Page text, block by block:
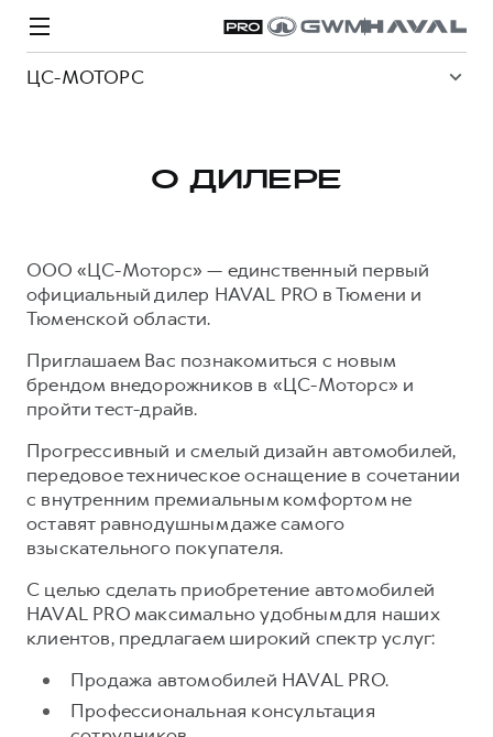
ЦС-МОТОРС
H3
H7
от 3 799 000 ₽
H9
от 4 799 000 ₽
ВЫБОР И ПОКУПКА
Автомобили в наличии
Конфигуратор HAVAL
Аксессуары HAVAL
Каталоги и прайс-листы
Программа «HAVAL Защита+»
Тест-драйв
КРЕДИТ И СТРАХОВАНИЕ
Кредитный калькулятор
Страхование
СЕРВИС
Все о сервисе
Запись на сервис
Моторное масло
Стоимость ТО
СЕРВИСНОЕ ОБСЛУЖИВАНИЕ
Программа «Помощь на дороге»
Регламенты технического обслуживания
Электронный ПТС
СПЕЦПРЕДЛОЖЕНИЯ
Покупателям
Владельцам
БРЕНД HAVAL
О бренде
Новости
О GWM
ИНФОРМАЦИЯ О ДИЛЕРЕ
О дилере
Контакты
О ДИЛЕРЕ
ООО «ЦС-Моторс» — единственный первый
официальный дилер HAVAL PRO в Тюмени и
Тюменской области.
Приглашаем Вас познакомиться с новым
брендом внедорожников в «ЦС-Моторс» и
пройти тест-драйв.
Прогрессивный и смелый дизайн автомобилей,
передовое техническое оснащение в сочетании
с внутренним премиальным комфортом не
оставят равнодушным даже самого
взыскательного покупателя.
С целью сделать приобретение автомобилей
HAVAL PRO максимально удобным для наших
клиентов, предлагаем широкий спектр услуг:
Продажа автомобилей HAVAL PRO.
Профессиональная консультация